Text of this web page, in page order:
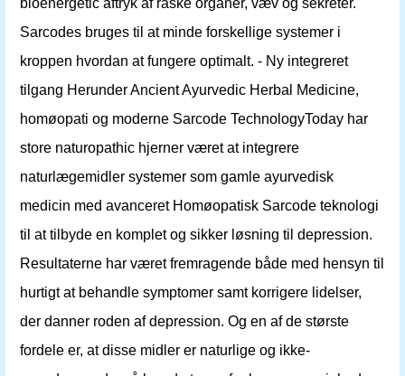
bioenergetic aftryk af raske organer, væv og sekreter.
Sarcodes bruges til at minde forskellige systemer i
kroppen hvordan at fungere optimalt. - Ny integreret
tilgang Herunder Ancient Ayurvedic Herbal Medicine,
homøopati og moderne Sarcode TechnologyToday har
store naturopathic hjerner været at integrere
naturlægemidler systemer som gamle ayurvedisk
medicin med avanceret Homøopatisk Sarcode teknologi
til at tilbyde en komplet og sikker løsning til depression.
Resultaterne har været fremragende både med hensyn til
hurtigt at behandle symptomer samt korrigere lidelser,
der danner roden af ​​depression. Og en af ​​de største
fordele er, at disse midler er naturlige og ikke-